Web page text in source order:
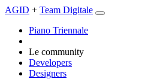
AGID + Team Digitale
Piano Triennale
Le community
Developers
Designers